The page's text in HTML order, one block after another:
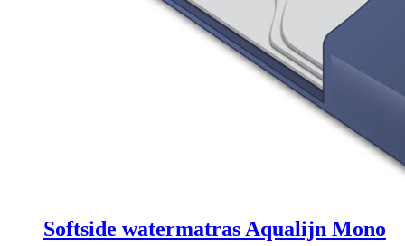
Softside watermatras Aqualijn Mono